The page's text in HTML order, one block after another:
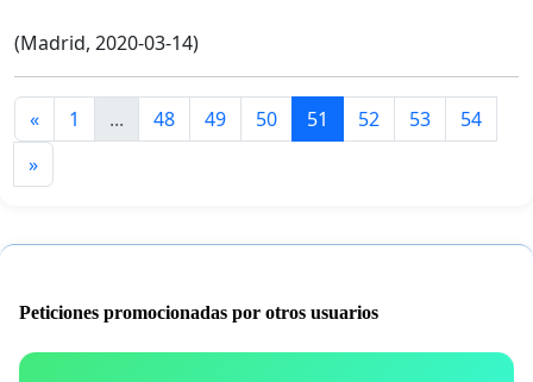
(Madrid, 2020-03-14)
« 1 ... 48 49 50 51 52 53
54
»
Peticiones promocionadas por otros usuarios